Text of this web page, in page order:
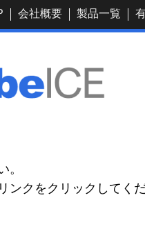
会社概要 製品一覧
。
クをクリックしてくだ